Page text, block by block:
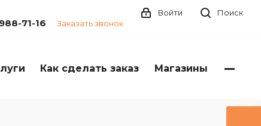
Поиск
Войти
71-16 Заказать звонок
Как сделать заказ Магазины